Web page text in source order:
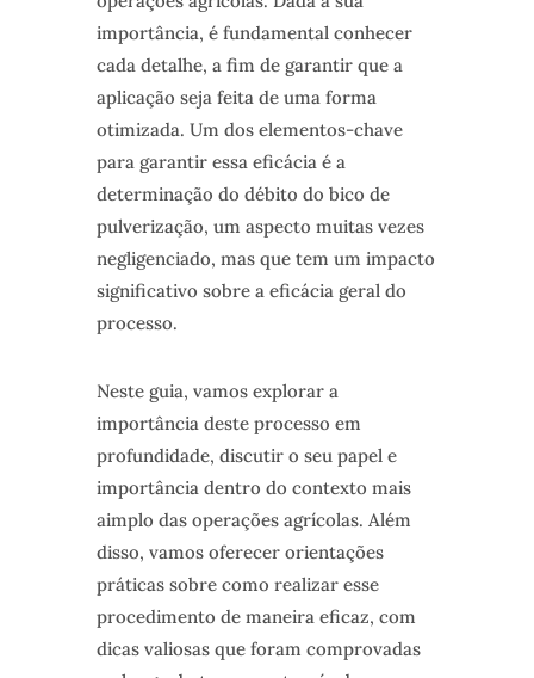
importância, é fundamental conhecer
cada detalhe, a fim de garantir que a
aplicação seja feita de uma forma
otimizada. Um dos elementos-chave
para garantir essa eficácia é a
determinação do débito do bico de
pulverização, um aspecto muitas vezes
negligenciado, mas que tem um impacto
significativo sobre a eficácia geral do
processo.
Neste guia, vamos explorar a
importância deste processo em
profundidade, discutir o seu papel e
importância dentro do contexto mais
aimplo das operações agrícolas. Além
disso, vamos oferecer orientações
práticas sobre como realizar esse
procedimento de maneira eficaz, com
dicas valiosas que foram comprovadas